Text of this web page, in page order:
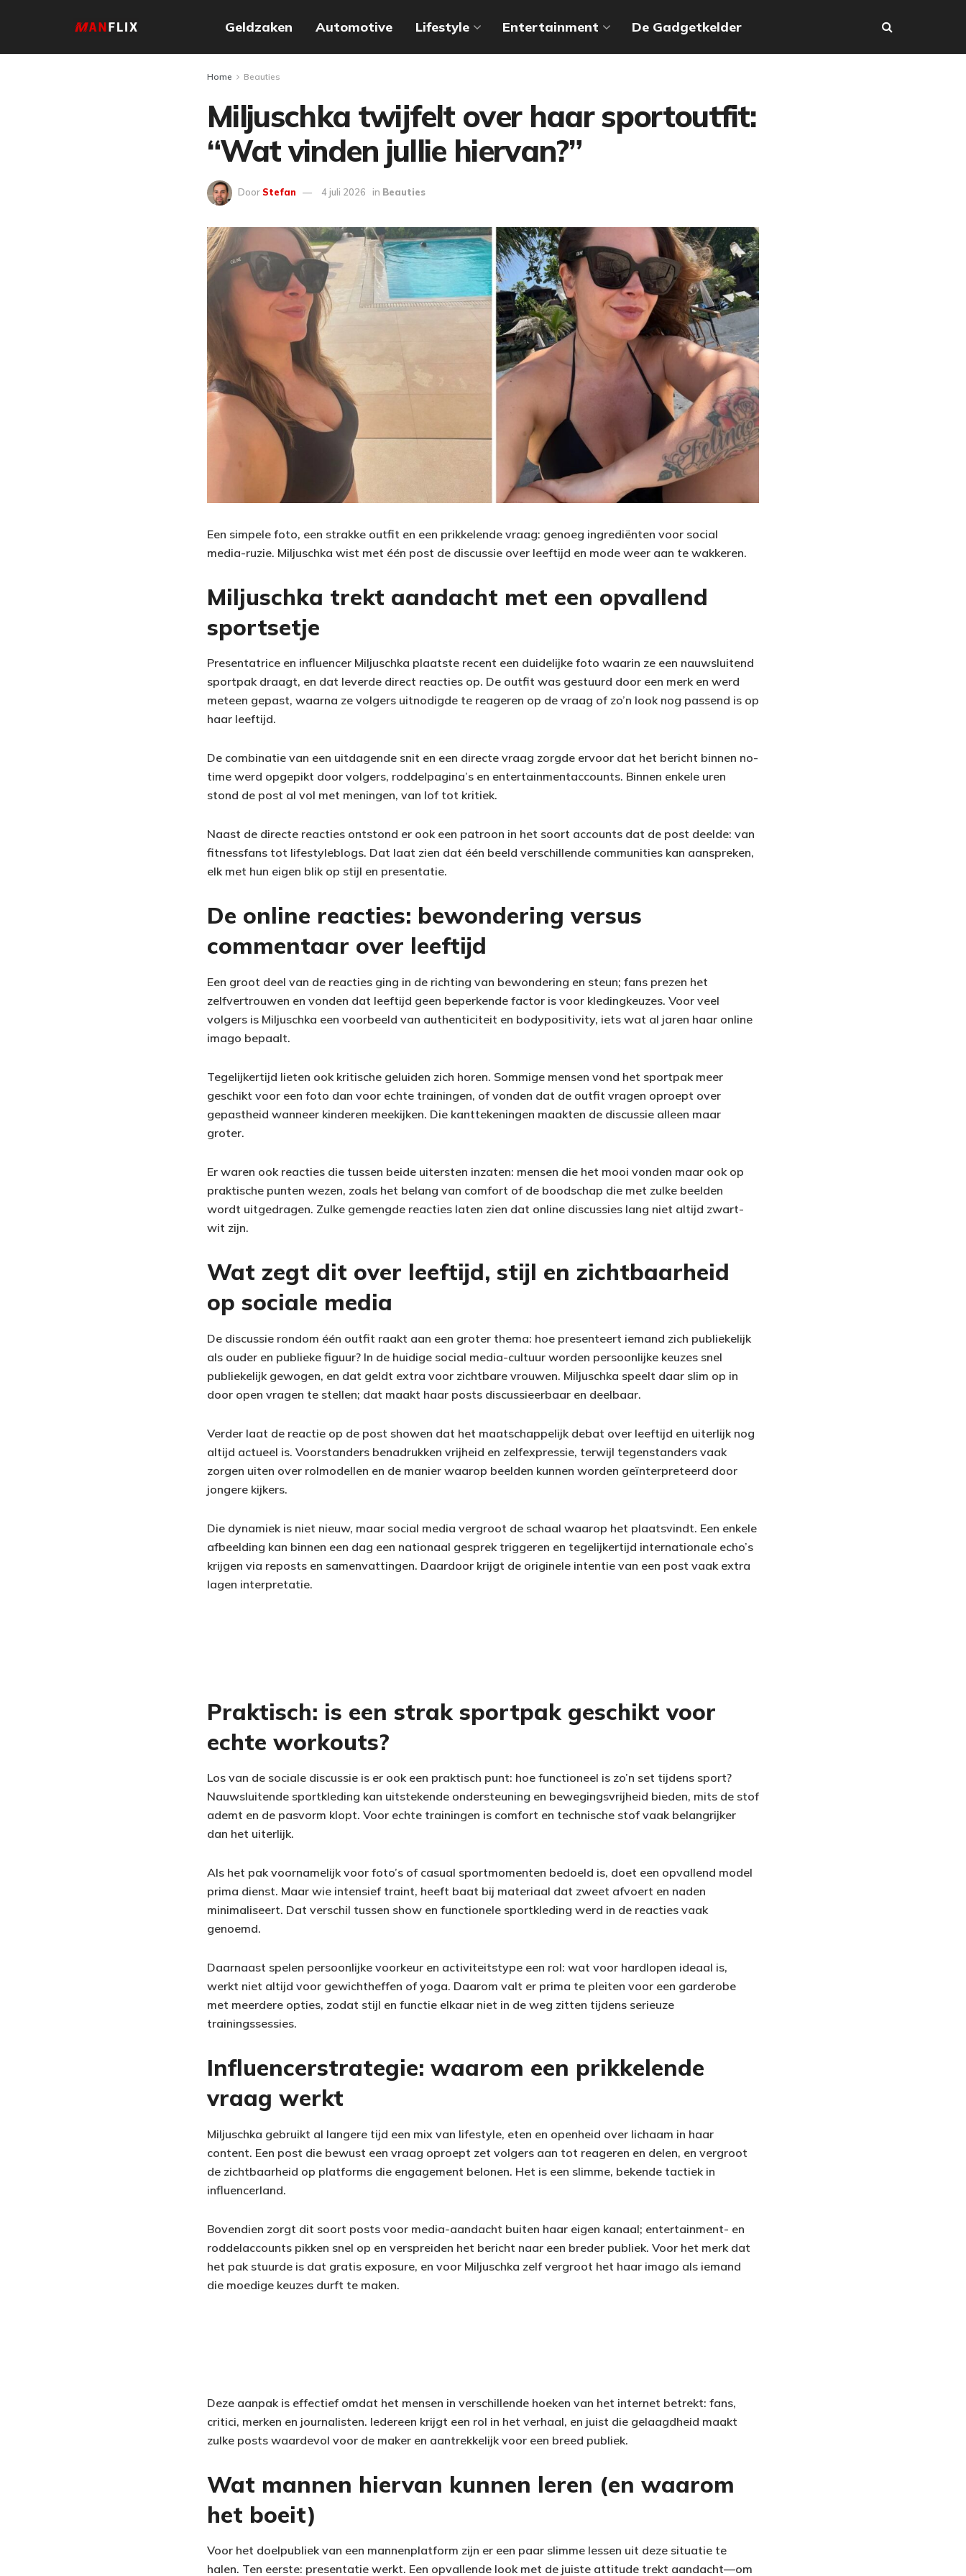
Geldzaken Automotive Lifestyle Entertainment De Gadgetkelder
Home Beauties
Miljuschka twijfelt over haar sportoutfit:
“Wat vinden jullie hiervan?”
Door Stefan 4 juli 2026 in Beauties
Een simpele foto, een strakke outfit en een prikkelende vraag: genoeg ingrediënten voor social
media-ruzie. Miljuschka wist met één post de discussie over leeftijd en mode weer aan te wakkeren.
Miljuschka trekt aandacht met een opvallend
sportsetje
Presentatrice en influencer Miljuschka plaatste recent een duidelijke foto waarin ze een nauwsluitend
sportpak draagt, en dat leverde direct reacties op. De outfit was gestuurd door een merk en werd
meteen gepast, waarna ze volgers uitnodigde te reageren op de vraag of zo’n look nog passend is op
haar leeftijd.
De combinatie van een uitdagende snit en een directe vraag zorgde ervoor dat het bericht binnen no-
time werd opgepikt door volgers, roddelpagina’s en entertainmentaccounts. Binnen enkele uren
stond de post al vol met meningen, van lof tot kritiek.
Naast de directe reacties ontstond er ook een patroon in het soort accounts dat de post deelde: van
fitnessfans tot lifestyleblogs. Dat laat zien dat één beeld verschillende communities kan aanspreken,
elk met hun eigen blik op stijl en presentatie.
De online reacties: bewondering versus
commentaar over leeftijd
Een groot deel van de reacties ging in de richting van bewondering en steun; fans prezen het
zelfvertrouwen en vonden dat leeftijd geen beperkende factor is voor kledingkeuzes. Voor veel
volgers is Miljuschka een voorbeeld van authenticiteit en bodypositivity, iets wat al jaren haar online
imago bepaalt.
Tegelijkertijd lieten ook kritische geluiden zich horen. Sommige mensen vond het sportpak meer
geschikt voor een foto dan voor echte trainingen, of vonden dat de outfit vragen oproept over
gepastheid wanneer kinderen meekijken. Die kanttekeningen maakten de discussie alleen maar
groter.
Er waren ook reacties die tussen beide uitersten inzaten: mensen die het mooi vonden maar ook op
praktische punten wezen, zoals het belang van comfort of de boodschap die met zulke beelden
wordt uitgedragen. Zulke gemengde reacties laten zien dat online discussies lang niet altijd zwart-
wit zijn.
Wat zegt dit over leeftijd, stijl en zichtbaarheid
op sociale media
De discussie rondom één outfit raakt aan een groter thema: hoe presenteert iemand zich publiekelijk
als ouder en publieke figuur? In de huidige social media-cultuur worden persoonlijke keuzes snel
publiekelijk gewogen, en dat geldt extra voor zichtbare vrouwen. Miljuschka speelt daar slim op in
door open vragen te stellen; dat maakt haar posts discussieerbaar en deelbaar.
Verder laat de reactie op de post showen dat het maatschappelijk debat over leeftijd en uiterlijk nog
altijd actueel is. Voorstanders benadrukken vrijheid en zelfexpressie, terwijl tegenstanders vaak
zorgen uiten over rolmodellen en de manier waarop beelden kunnen worden geïnterpreteerd door
jongere kijkers.
Die dynamiek is niet nieuw, maar social media vergroot de schaal waarop het plaatsvindt. Een enkele
afbeelding kan binnen een dag een nationaal gesprek triggeren en tegelijkertijd internationale echo’s
krijgen via reposts en samenvattingen. Daardoor krijgt de originele intentie van een post vaak extra
lagen interpretatie.
Praktisch: is een strak sportpak geschikt voor
echte workouts?
Los van de sociale discussie is er ook een praktisch punt: hoe functioneel is zo’n set tijdens sport?
Nauwsluitende sportkleding kan uitstekende ondersteuning en bewegingsvrijheid bieden, mits de stof
ademt en de pasvorm klopt. Voor echte trainingen is comfort en technische stof vaak belangrijker
dan het uiterlijk.
Als het pak voornamelijk voor foto’s of casual sportmomenten bedoeld is, doet een opvallend model
prima dienst. Maar wie intensief traint, heeft baat bij materiaal dat zweet afvoert en naden
minimaliseert. Dat verschil tussen show en functionele sportkleding werd in de reacties vaak
genoemd.
Daarnaast spelen persoonlijke voorkeur en activiteitstype een rol: wat voor hardlopen ideaal is,
werkt niet altijd voor gewichtheffen of yoga. Daarom valt er prima te pleiten voor een garderobe
met meerdere opties, zodat stijl en functie elkaar niet in de weg zitten tijdens serieuze
trainingssessies.
Influencerstrategie: waarom een prikkelende
vraag werkt
Miljuschka gebruikt al langere tijd een mix van lifestyle, eten en openheid over lichaam in haar
content. Een post die bewust een vraag oproept zet volgers aan tot reageren en delen, en vergroot
de zichtbaarheid op platforms die engagement belonen. Het is een slimme, bekende tactiek in
influencerland.
Bovendien zorgt dit soort posts voor media-aandacht buiten haar eigen kanaal; entertainment- en
roddelaccounts pikken snel op en verspreiden het bericht naar een breder publiek. Voor het merk dat
het pak stuurde is dat gratis exposure, en voor Miljuschka zelf vergroot het haar imago als iemand
die moedige keuzes durft te maken.
Deze aanpak is effectief omdat het mensen in verschillende hoeken van het internet betrekt: fans,
critici, merken en journalisten. Iedereen krijgt een rol in het verhaal, en juist die gelaagdheid maakt
zulke posts waardevol voor de maker en aantrekkelijk voor een breed publiek.
Wat mannen hiervan kunnen leren (en waarom
het boeit)
Voor het doelpubliek van een mannenplatform zijn er een paar slimme lessen uit deze situatie te
halen. Ten eerste: presentatie werkt. Een opvallende look met de juiste attitude trekt aandacht—om